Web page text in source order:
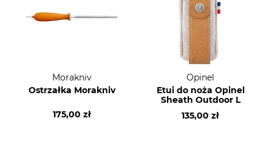
Morakniv
Ostrzałka Morakniv
175,00 zł
Opinel
Etui do noża Opinel
Sheath Outdoor L
135,00 zł